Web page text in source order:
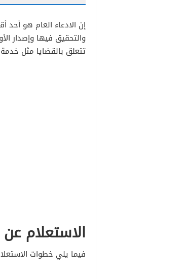
2
3
إن الادعاء العام هو أحد
والتحقيق فيها وإصدار
تتعلق بالقضايا مثل
الاستعلام
فيما يلي خطوات